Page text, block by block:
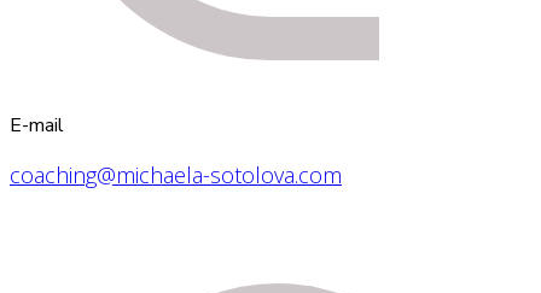
E-mail
coaching@michaela-sotolova.com